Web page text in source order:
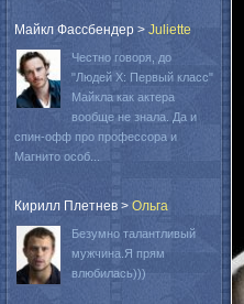
Майкл Фассбендер > Juliette
Честно говоря, до
"Людей Х: Первый класс"
Майкла как актера
вообще не знала. Да и
спин-офф про профессора и
Магнито особ...
Кирилл Плетнев > Oльга
Безумно талантливый
мужчина.Я прям
влюбилась)))